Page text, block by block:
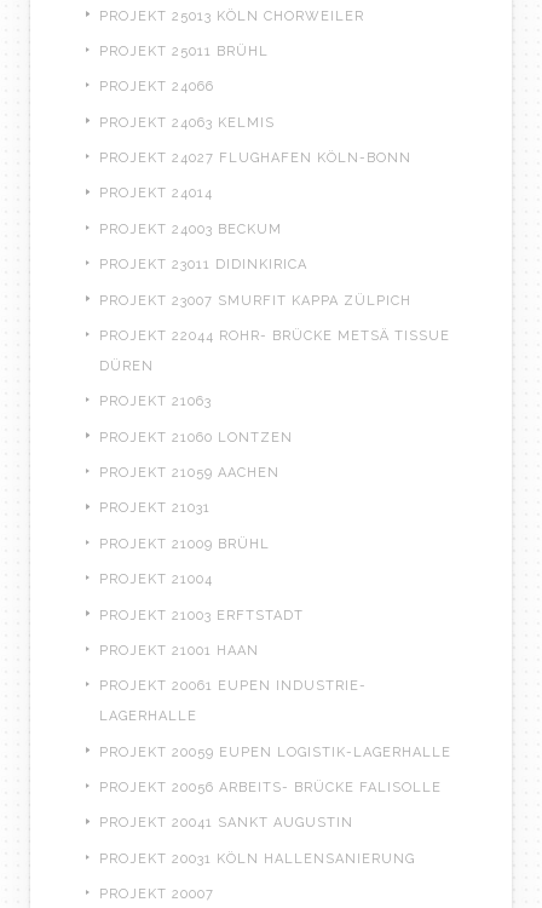
PROJEKT 25013 KÖLN CHORWEILER
PROJEKT 25011 BRÜHL
PROJEKT 24066
PROJEKT 24063 KELMIS
PROJEKT 24027 FLUGHAFEN KÖLN-BONN
PROJEKT 24014
PROJEKT 24003 BECKUM
PROJEKT 23011 DIDINKIRICA
PROJEKT 23007 SMURFIT KAPPA ZÜLPICH
PROJEKT 22044 ROHR- BRÜCKE METSÄ TISSUE
DÜREN
PROJEKT 21063
PROJEKT 21060 LONTZEN
PROJEKT 21059 AACHEN
PROJEKT 21031
PROJEKT 21009 BRÜHL
PROJEKT 21004
PROJEKT 21003 ERFTSTADT
PROJEKT 21001 HAAN
PROJEKT 20061 EUPEN INDUSTRIE-
LAGERHALLE
PROJEKT 20059 EUPEN LOGISTIK-LAGERHALLE
PROJEKT 20056 ARBEITS- BRÜCKE FALISOLLE
PROJEKT 20041 SANKT AUGUSTIN
PROJEKT 20031 KÖLN HALLENSANIERUNG
PROJEKT 20007